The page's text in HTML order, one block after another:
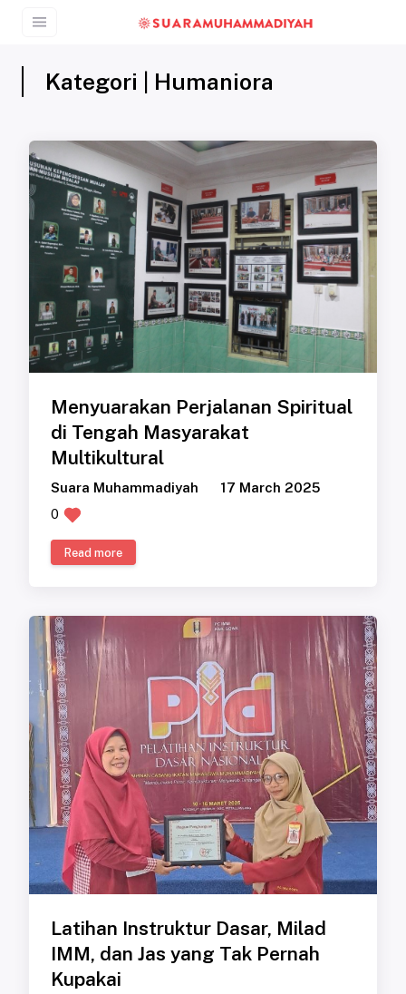
Kategori | Humaniora
Menyuarakan Perjalanan Spiritual
di Tengah Masyarakat
Multikultural
Suara Muhammadiyah
17 March 2025
0
Read more
Latihan Instruktur Dasar, Milad
IMM, dan Jas yang Tak Pernah
Kupakai